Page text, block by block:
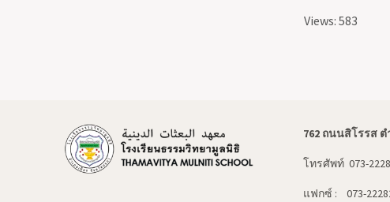
Views: 583
762 ถนนสิโรรส ต
โทรศัพท์ 073-
แฟกซ์ : 073-